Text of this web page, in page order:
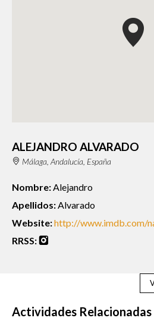
ALEJANDRO ALVARADO
Málaga, Andalucía, España
Nombre: Alejandro
Apellidos: Alvarado
Website:http://www.imdb.com/
RRSS:
Actividades Relacionadas